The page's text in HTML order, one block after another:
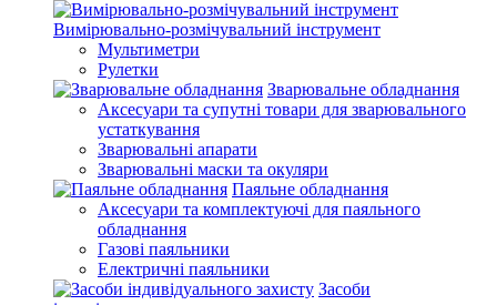
Вимірювально-розмічувальний інструмент
Мультиметри
Рулетки
Зварювальне обладнання
Аксесуари та супутні товари для зварювального
устаткування
Зварювальні апарати
Зварювальні маски та окуляри
Паяльне обладнання
Аксесуари та комплектуючі для паяльного
обладнання
Газові паяльники
Електричні паяльники
Засоби